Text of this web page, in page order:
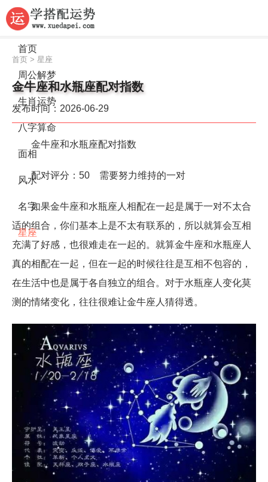
首页
周公解梦
生肖运势
八字算命
面相
风水
名字
星座
首页 > 星座
金牛座和水瓶座配对指数
发布时间：2026-06-29
金牛座和水瓶座配对指数
配对评分：50 需要努力维持的一对
如果金牛座和水瓶座人相配在一起是属于一对不太合
适的组合，你们基本上是不太有联系的，所以就算会互相
充满了好感，也很难走在一起的。就算金牛座和水瓶座人
真的相配在一起，但在一起的时候往往是互相不包容的，
在生活中也是属于各自独立的组合。对于水瓶座人变化莫
测的情绪变化，往往很难让金牛座人猜得透。